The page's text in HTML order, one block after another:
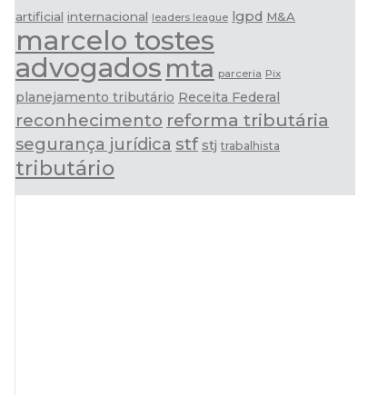
artificial internacional leaders league lgpd M&A
marcelo tostes
advogados mta parceria Pix
planejamento tributário Receita Federal
reconhecimento reforma tributária
segurança jurídica stf stj trabalhista
tributário